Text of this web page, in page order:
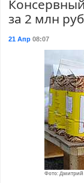
за 2 млн
21 Апр08:07
Фото: Дмитрий